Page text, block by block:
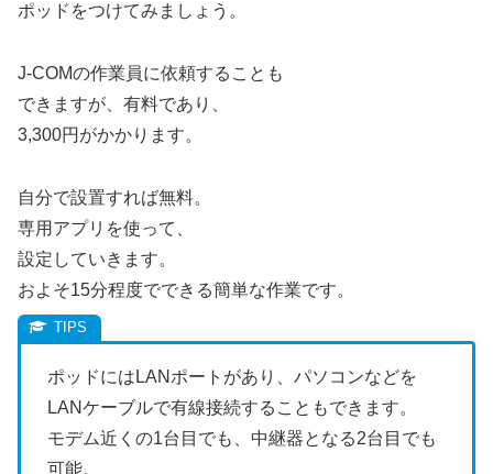
ポッドをつけてみましょう。
J-COMの作業員に依頼することも
できますが、有料であり、
3,300円がかかります。
自分で設置すれば無料。
専用アプリを使って、
設定していきます。
およそ15分程度でできる簡単な作業です。
ポッドにはLANポートがあり、パソコンなどを
LANケーブルで有線接続することもできます。
モデム近くの1台目でも、中継器となる2台目でも
可能。